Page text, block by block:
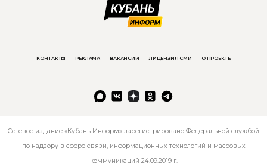
КОНТАКТЫ РЕКЛАМА ВАКАНСИИ ЛИЦЕНЗИЯ СМИ О ПРОЕКТЕ
Сетевое издание «Кубань Информ» зарегистрировано Федеральной службой
по надзору в сфере связи, информационных технологий и массовых
коммуникаций 24.09.2019 г.